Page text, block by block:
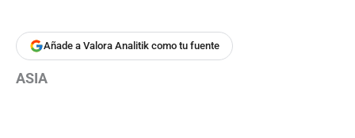
Añade a Valora Analitik como tu fuente
ASIA